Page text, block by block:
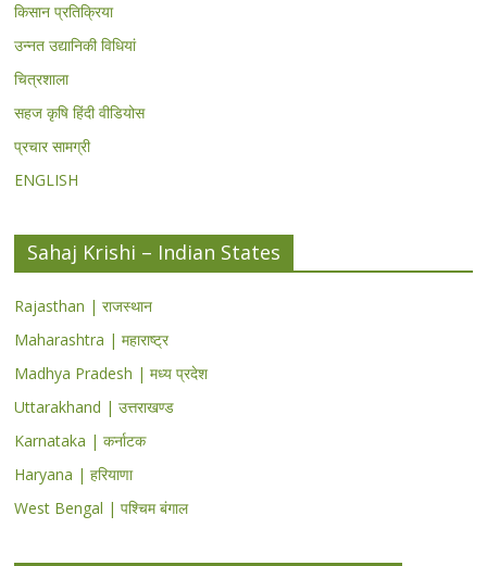
किसान प्रतिक्रिया
उन्नत उद्यानिकी विधियां
चित्रशाला
सहज कृषि हिंदी वीडियोस
प्रचार सामग्री
ENGLISH
Sahaj Krishi – Indian States
Rajasthan | राजस्थान
Maharashtra | महाराष्ट्र
Madhya Pradesh | मध्य प्रदेश
Uttarakhand | उत्तराखण्ड
Karnataka | कर्नाटक
Haryana | हरियाणा
West Bengal | पश्चिम बंगाल